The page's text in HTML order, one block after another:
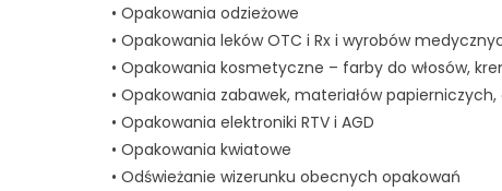
• Opakowania odzieżowe
• Opakowania leków OTC i Rx i wyrobów
• Opakowania kosmetyczne – farby do włosów,
• Opakowania zabawek, materiałów
• Opakowania elektroniki RTV i AGD
• Opakowania kwiatowe
• Odświeżanie wizerunku obecnych opakowań